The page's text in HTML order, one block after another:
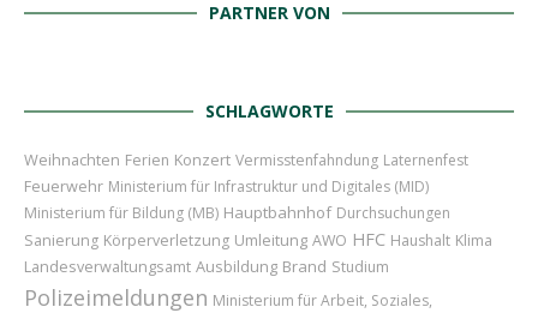
PARTNER VON
SCHLAGWORTE
Weihnachten Ferien Konzert Vermisstenfahndung Laternenfest
Feuerwehr Ministerium für Infrastruktur und Digitales (MID)
Ministerium für Bildung (MB) Hauptbahnhof Durchsuchungen
Sanierung Körperverletzung Umleitung AWO HFC Haushalt Klima
Landesverwaltungsamt Ausbildung Brand Studium
Polizeimeldungen Ministerium für Arbeit, Soziales,